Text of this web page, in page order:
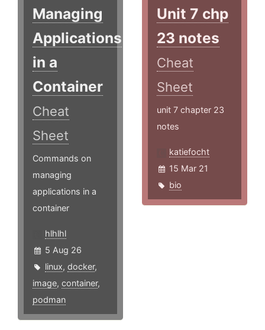
Managing
Applications
in a
Container
Cheat
Sheet
Commands on
managing
applications in a
container
hlhlhl
5 Aug 26
linux, docker,
image, container,
podman
Unit 7 chp
23 notes
Cheat
Sheet
unit 7 chapter 23
notes
katiefocht
15 Mar 21
bio